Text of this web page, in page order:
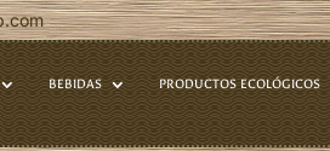
BEBIDAS PRODUCTOS ECOLÓGICOS